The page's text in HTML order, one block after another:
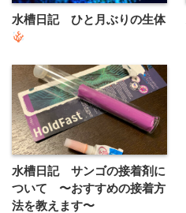
水槽日記 ひと月ぶりの生体
水槽日記 サンゴの接着剤に
ついて 〜おすすめの接着方
法を教えます〜